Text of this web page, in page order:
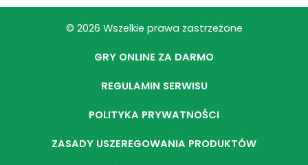
© 2026 Wszelkie prawa zastrzeżone
GRY ONLINE ZA DARMO
REGULAMIN SERWISU
POLITYKA PRYWATNOŚCI
ZASADY USZEREGOWANIA PRODUKTÓW